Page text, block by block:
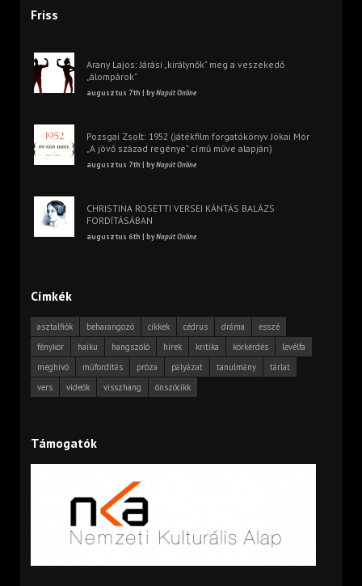
Friss
Arany Lajos: Járási „királynők” meg a veszekedő
„álompárok”
augusztus 7th | byNapút Online
Pozsgai Zsolt: 1952 (játékfilm forgatókönyv Jókai Mór
„A jövő század regénye” című műve alapján)
augusztus 7th | byNapút Online
CHRISTINA ROSETTI VERSEI KÁNTÁS BALÁZS
FORDÍTÁSÁBAN
augusztus 6th | byNapút Online
Címkék
asztalfiók beharangozó cikkek cédrus dráma
esszé
fénykör
haiku hangszóló hírek kritika körkérdés
levélfa
meghívó
műfordítás próza pályázat tanulmány
tárlat
vers
videók visszhang önszócikk
Támogatók